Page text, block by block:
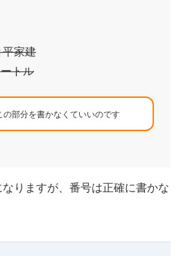
平家建
トル
部分を書かなくていいのです
りますが、番号は正確に書かな